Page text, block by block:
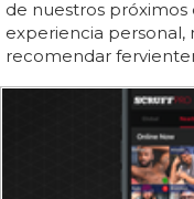
de nuestros próximos
experiencia personal,
recomendar